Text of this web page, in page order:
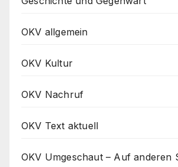
OKV allgemein
OKV Kultur
OKV Nachruf
OKV Text aktuell
OKV Umgeschaut – Auf anderen